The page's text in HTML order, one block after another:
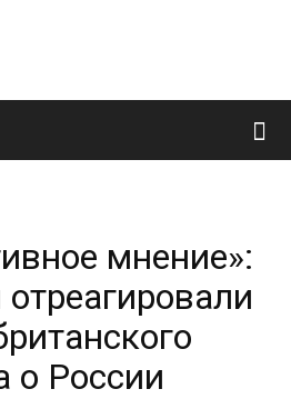
Французский
и
мнение»:
о России